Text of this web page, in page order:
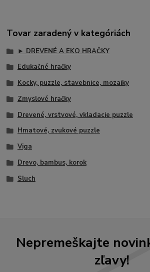
Tovar zaradený v kategóriách
► DREVENÉ A EKO HRAČKY
Edukačné hračky
Kocky, puzzle, stavebnice, mozaiky
Zmyslové hračky
Drevené, vrstvové, vkladacie puzzle
Hmatové, zvukové puzzle
Viga
Drevo, bambus, korok
Sluch
Nepremeškajte
zľavy!